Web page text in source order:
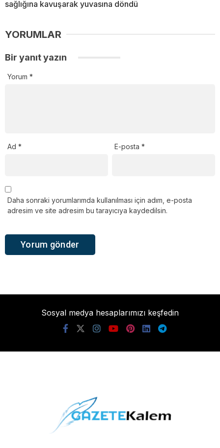
sağlığına kavuşarak yuvasına döndü
YORUMLAR
Bir yanıt yazın
Yorum *
Ad * E-posta*
Daha sonraki yorumlarımda kullanılması için adım, e-posta
adresim ve site adresim bu tarayıcıya kaydedilsin.
Sosyal medya hesaplarımızı keşfedin